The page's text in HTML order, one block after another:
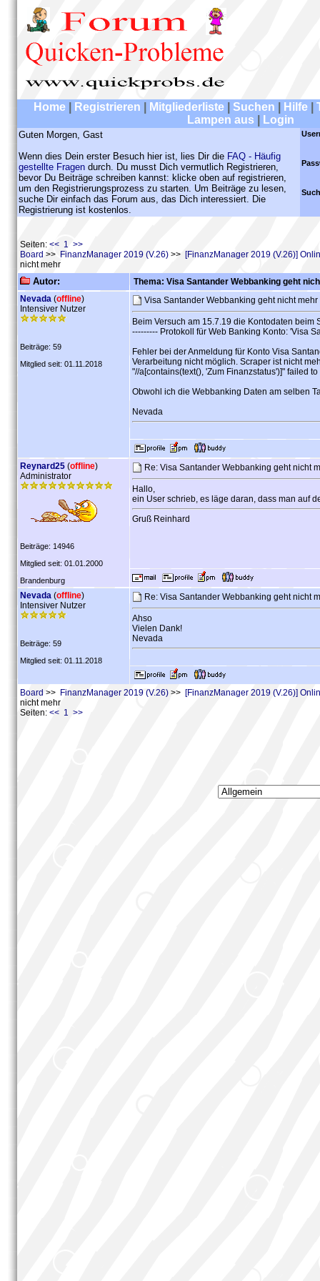
Home Registrieren Mitgliederliste Suchen Hilfe
Lampen aus
Login
Guten Morgen, Gast
Wenn dies Dein erster Besuch hier ist, lies Dir die FAQ - Häufig
gestellte Fragen durch. Du musst Dich vermutlich Registrieren,
bevor Du Beiträge schreiben kannst: klicke oben auf registrieren,
um den Registrierungsprozess zu starten. Um Beiträge zu lesen,
suche Dir einfach das Forum aus, das Dich interessiert. Die
Registrierung ist kostenlos.
Seiten: << 1 >>
Board >> FinanzManager 2019 (V.26) >> [FinanzManager 2019 (V.26)]
nicht mehr
Autor:
Thema: Visa Santander Webbanking geht
Nevada (offline)
Intensiver Nutzer
Beiträge: 59
Mitglied seit: 01.11.2018
Visa Santander Webbanking geht nicht mehr
Beim Versuch am 15.7.19 die Kontodaten
--------- Protokoll für Web Banking Konto: 'Visa
Fehler bei der Anmeldung für Konto Visa
Verarbeitung nicht möglich. Scraper ist nicht
"//a[contains(text(), 'Zum Finanzstatus')]" failed
Obwohl ich die Webbanking Daten am selben
Nevada
Reynard25 (offline)
Administrator
Beiträge: 14946
Mitglied seit: 01.01.2000
Brandenburg
Re: Visa Santander Webbanking geht nicht
Hallo,
ein User schrieb, es läge daran, dass man auf
Gruß Reinhard
Nevada (offline)
Intensiver Nutzer
Beiträge: 59
Mitglied seit: 01.11.2018
Re: Visa Santander Webbanking geht nicht
Ahso
Vielen Dank!
Nevada
Board >> FinanzManager 2019 (V.26) >> [FinanzManager 2019 (V.26)]
nicht mehr
Seiten: << 1 >>